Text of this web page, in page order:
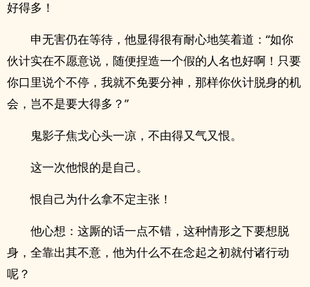
好得多！
申无害仍在等待，他显得很有耐心地笑着道：“如你
伙计实在不愿意说，随便捏造一个假的人名也好啊！只要
你口里说个不停，我就不免要分神，那样你伙计脱身的机
会，岂不是要大得多？”
鬼影子焦戈心头一凉，不由得又气又恨。
这一次他恨的是自己。
恨自己为什么拿不定主张！
他心想：这厮的话一点不错，这种情形之下要想脱
身，全靠出其不意，他为什么不在念起之初就付诸行动
呢？